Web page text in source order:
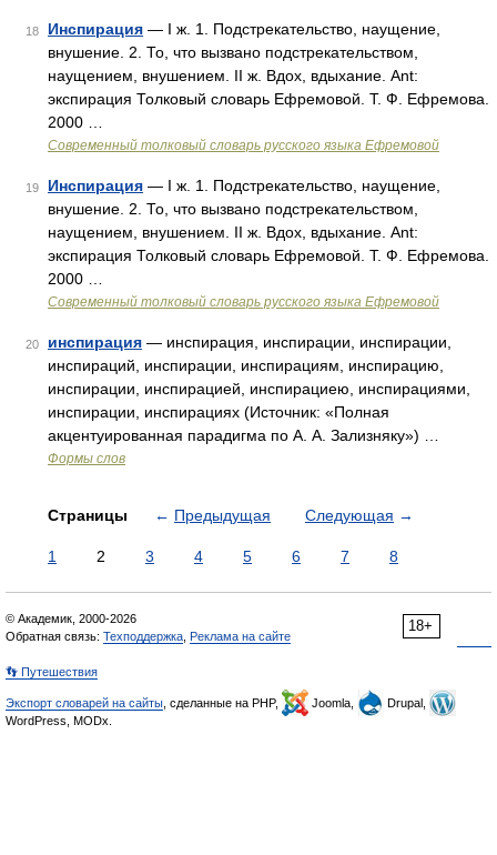
18 Инспирация — I ж. 1. Подстрекательство, наущение,
внушение. 2. То, что вызвано подстрекательством,
наущением, внушением. II ж. Вдох, вдыхание. Ant:
экспирация Толковый словарь Ефремовой. Т. Ф. Ефремова.
2000 …
Современный толковый словарь русского языка Ефремовой
19 Инспирация — I ж. 1. Подстрекательство, наущение,
внушение. 2. То, что вызвано подстрекательством,
наущением, внушением. II ж. Вдох, вдыхание. Ant:
экспирация Толковый словарь Ефремовой. Т. Ф. Ефремова.
2000 …
Современный толковый словарь русского языка Ефремовой
20 инспирация — инспирация, инспирации, инспирации,
инспираций, инспирации, инспирациям, инспирацию,
инспирации, инспирацией, инспирациею, инспирациями,
инспирации, инспирациях (Источник: «Полная
акцентуированная парадигма по А. А. Зализняку») …
Формы слов
Страницы ← Предыдущая Следующая →
1 2 3 4 5 6 7 8
18+
© Академик, 2000-2026
Обратная связь: Техподдержка Реклама на сайте
👣 Путешествия
Экспорт словарей на сайты , сделанные на PHP, Joomla,
Drupal,
WordPress, MODx.